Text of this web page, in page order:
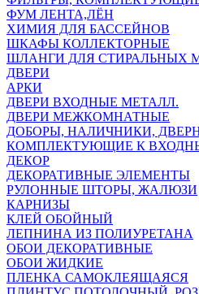
ФУМ ЛЕНТА,ЛЁН
ХИМИЯ ДЛЯ БАССЕЙНОВ
ШКАФЫ КОЛЛЕКТОРНЫЕ
ШЛАНГИ ДЛЯ СТИРАЛЬНЫХ
ДВЕРИ
АРКИ
ДВЕРИ ВХОДНЫЕ МЕТАЛЛ.
ДВЕРИ МЕЖКОМНАТНЫЕ
ДОБОРЫ, НАЛИЧНИКИ,
КОМПЛЕКТУЮЩИЕ К
ДЕКОР
ДЕКОРАТИВНЫЕ ЭЛЕМЕНТЫ
РУЛОННЫЕ ШТОРЫ, ЖАЛЮЗИ
КАРНИЗЫ
КЛЕЙ ОБОЙНЫЙ
ЛЕПНИНА ИЗ ПОЛИУРЕТАНА
ОБОИ ДЕКОРАТИВНЫЕ
ОБОИ ЖИДКИЕ
ПЛЕНКА САМОКЛЕЯЩАЯСЯ